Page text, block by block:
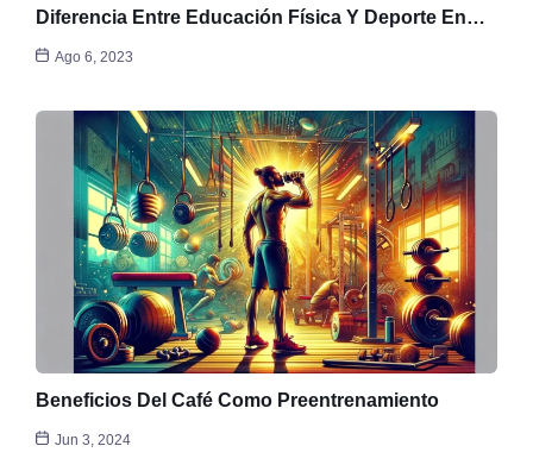
Diferencia Entre Educación Física Y Deporte En…
Ago 6, 2023
Beneficios Del Café Como Preentrenamiento
Jun 3, 2024